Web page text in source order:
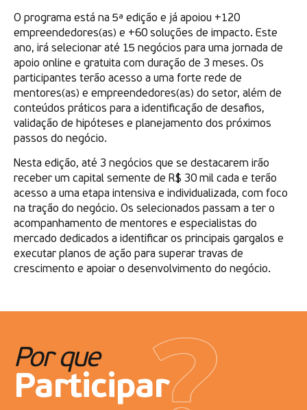
O programa está na 5ª edição e já apoiou +120
empreendedores(as) e +60 soluções de impacto. Este
ano, irá selecionar até 15 negócios para uma jornada de
apoio online e gratuita com duração de 3 meses. Os
participantes terão acesso a uma forte rede de
mentores(as) e empreendedores(as) do setor, além de
conteúdos práticos para a identificação de desafios,
validação de hipóteses e planejamento dos próximos
passos do negócio.
Nesta edição, até 3 negócios que se destacarem irão
receber um capital semente de R$ 30 mil cada e terão
acesso a uma etapa intensiva e individualizada, com foco
na tração do negócio. Os selecionados passam a ter o
acompanhamento de mentores e especialistas do
mercado dedicados a identificar os principais gargalos e
executar planos de ação para superar travas de
crescimento e apoiar o desenvolvimento do negócio.
Por que
Participar